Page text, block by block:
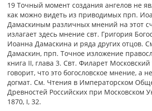
19 Точный момент создания ангелов не
как можно видеть из приводимых прп.
Дамаскиным различных мнений на этот
излагает здесь мнение свт. Григория
Иоанна Дамаскина и ряда других отцов.
Дамаскин, прп. Точное изложение
книга II, глава 3. Свт. Филарет
говорит, что это богословское мнение, а
догмат. См. Чтения в Императорском
Древностей Российских при Московском
1870, I, 32.